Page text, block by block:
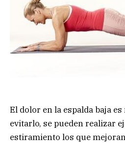
El dolor en la espalda baja
evitarlo, se pueden realizar
estiramiento los que